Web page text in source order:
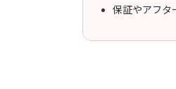
保証やアフタ